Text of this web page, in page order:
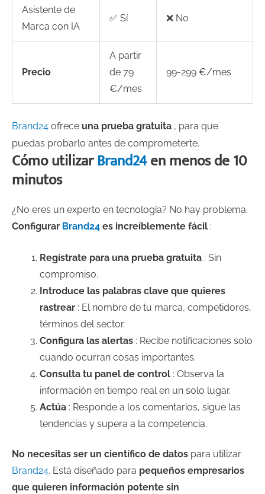
Asistente de
Marca con IA
✅ Sí ❌ No
Precio
A partir
de 79
€/mes
99-299 €/mes
Brand24 ofrece una prueba gratuita , para que
puedas probarlo antes de comprometerte.
Cómo utilizarBrand24en menos de 10
minutos
¿No eres un experto en tecnología? No hay problema.
Configurar Brand24 es increíblemente fácil :
Regístrate para una prueba gratuita : Sin
compromiso.
Introduce las palabras clave que quieres
rastrear : El nombre de tu marca, competidores,
términos del sector.
Configura las alertas : Recibe notificaciones solo
cuando ocurran cosas importantes.
Consulta tu panel de control : Observa la
información en tiempo real en un solo lugar.
Actúa : Responde a los comentarios, sigue las
tendencias y supera a la competencia.
No necesitas ser un científico de datos para utilizar
Brand24. Está diseñado para pequeños empresarios
que quieren información potente sin